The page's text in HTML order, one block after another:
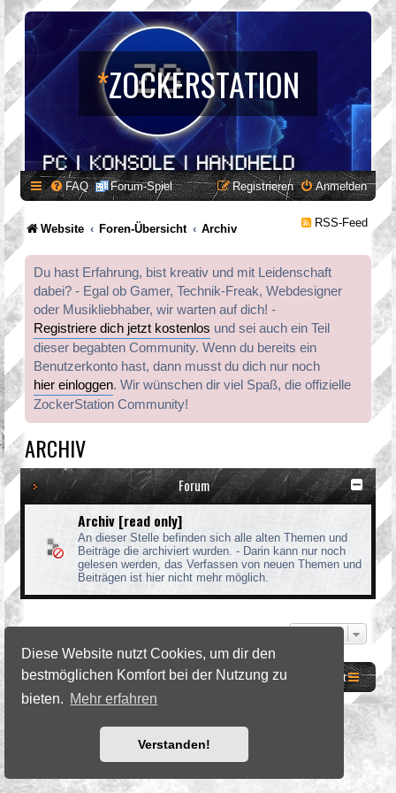
Diese Website nutzt Cookies, um dir den
bestmöglichen Komfort bei der Nutzung zu
bieten. Mehr erfahren
Verstanden!
*ZOCKERSTATION
FAQ Forum-Spiel Anmelden
Registrieren
Website Foren-Übersicht Archiv RSS-Feed
Du hast Erfahrung, bist kreativ und mit Leidenschaft
dabei? - Egal ob Gamer, Technik-Freak, Webdesigner
oder Musikliebhaber, wir warten auf dich! -
Registriere dich jetzt kostenlos und sei auch ein Teil
dieser begabten Community. Wenn du bereits ein
Benutzerkonto hast, dann musst du dich nur noch
hier einloggen. Wir wünschen dir viel Spaß, die offizielle
ZockerStation Community!
ARCHIV
Forum
Archiv [read only]
An dieser Stelle befinden sich alle alten Themen und
Beiträge die archiviert wurden. - Darin kann nur noch
gelesen werden, das Verfassen von neuen Themen und
Beiträgen ist hier nicht mehr möglich.
Website Foren-Übersicht Kontakt
©2026 ZockerStation Foundation